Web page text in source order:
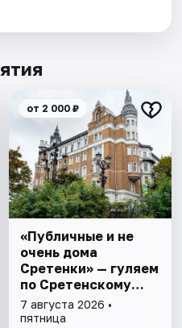
от 2 000 ₽
«Публичные и не
очень дома
Сретенки» — гуляем
по Сретенскому
бульвару
7 августа 2026 •
пятница